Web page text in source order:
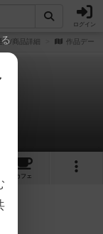
ログイン
販/商品詳細 作品データ
カフェ